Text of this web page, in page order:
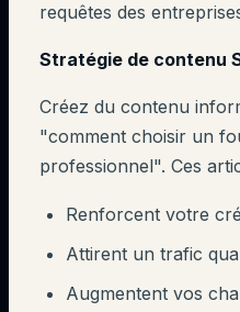
requêtes des
Stratégie de contenu
Créez du contenu
"comment choisir un
professionnel". Ces
Renforcent votre
Attirent un trafic
Augmentent vos